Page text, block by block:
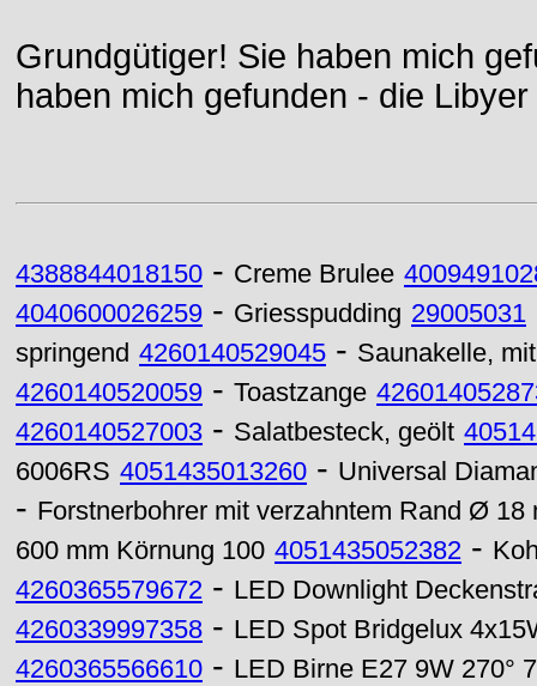
Grundgütiger! Sie haben mich
haben mich gefunden - die
4388844018150 - Creme Brulee
4040600026259 - Griesspudding 29005031
springend 4260140529045 - Saunakelle,
4260140520059 - Toastzange
4260140527003 - Salatbesteck, geölt
6006RS 4051435013260 - Universal
- Forstnerbohrer mit verzahntem Rand Ø 18
600 mm Körnung 100 4051435052382 -
4260365579672 - LED Downlight
4260339997358 - LED Spot Bridgelux
4260365566610 - LED Birne E27 9W 270°